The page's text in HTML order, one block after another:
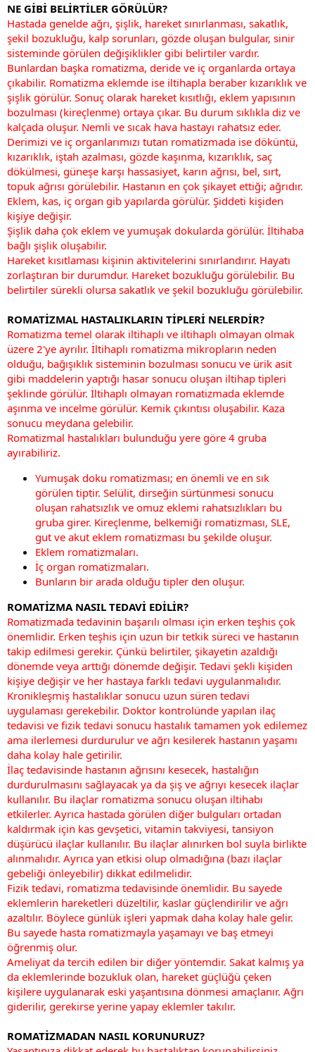
NE GİBİ BELİRTİLER GÖRÜLÜR?
Hastada genelde ağrı, şişlik, hareket sınırlanması, sakatlık,
şekil bozukluğu, kalp sorunları, gözde oluşan bulgular, sinir
sisteminde görülen değişiklikler gibi belirtiler vardır.
Bunlardan başka romatizma, deride ve iç organlarda ortaya
çıkabilir. Romatizma eklemde ise iltihapla beraber kızarıklık ve
şişlik görülür. Sonuç olarak hareket kısıtlığı, eklem yapısının
bozulması (kireçlenme) ortaya çıkar. Bu durum sıklıkla diz ve
kalçada oluşur. Nemli ve sıcak hava hastayı rahatsız eder.
Derimizi ve iç organlarımızı tutan romatizmada ise döküntü,
kızarıklık, iştah azalması, gözde kaşınma, kızarıklık, saç
dökülmesi, güneşe karşı hassasiyet, karın ağrısı, bel, sırt,
topuk ağrısı görülebilir. Hastanın en çok şikayet ettiği; ağrıdır.
Eklem, kas, iç organ gib yapılarda görülür. Şiddeti kişiden
kişiye değişir.
Şişlik daha çok eklem ve yumuşak dokularda görülür. İltihaba
bağlı şişlik oluşabilir.
Hareket kısıtlaması kişinin aktivitelerini sınırlandırır. Hayatı
zorlaştıran bir durumdur. Hareket bozukluğu görülebilir. Bu
belirtiler sürekli olursa sakatlık ve şekil bozukluğu görülebilir.
ROMATİZMAL HASTALIKLARIN TİPLERİ NELERDİR?
Romatizma temel olarak iltihaplı ve iltihaplı olmayan olmak
üzere 2'ye ayrılır. İltihaplı romatizma mikropların neden
olduğu, bağışıklık sisteminin bozulması sonucu ve ürik asit
gibi maddelerin yaptığı hasar sonucu oluşan iltihap tipleri
şeklinde görülür. İltihaplı olmayan romatizmada eklemde
aşınma ve incelme görülür. Kemik çıkıntısı oluşabilir. Kaza
sonucu meydana gelebilir.
Romatizmal hastalıkları bulunduğu yere göre 4 gruba
ayırabiliriz.
Yumuşak doku romatizması; en önemli ve en sık
görülen tiptir. Selülit, dirseğin sürtünmesi sonucu
oluşan rahatsızlık ve omuz eklemi rahatsızlıkları bu
gruba girer. Kireçlenme, belkemiği romatizması, SLE,
gut ve akut eklem romatizması bu şekilde oluşur.
Eklem romatizmaları.
İç organ romatizmaları.
Bunların bir arada olduğu tipler den oluşur.
ROMATİZMA NASIL TEDAVİ EDİLİR?
Romatizmada tedavinin başarılı olması için erken teşhis çok
önemlidir. Erken teşhis için uzun bir tetkik süreci ve hastanın
takip edilmesi gerekir. Çünkü belirtiler, şikayetin azaldığı
dönemde veya arttığı dönemde değişir. Tedavi şekli kişiden
kişiye değişir ve her hastaya farklı tedavi uygulanmalıdır.
Kronikleşmiş hastalıklar sonucu uzun süren tedavi
uygulaması gerekebilir. Doktor kontrolünde yapılan ilaç
tedavisi ve fizik tedavi sonucu hastalık tamamen yok edilemez
ama ilerlemesi durdurulur ve ağrı kesilerek hastanın yaşamı
daha kolay hale getirilir.
İlaç tedavisinde hastanın ağrısını kesecek, hastalığın
durdurulmasını sağlayacak ya da şiş ve ağrıyı kesecek ilaçlar
kullanılır. Bu ilaçlar romatizma sonucu oluşan iltihabı
etkilerler. Ayrıca hastada görülen diğer bulguları ortadan
kaldırmak için kas gevşetici, vitamin takviyesi, tansiyon
düşürücü ilaçlar kullanılır. Bu ilaçlar alınırken bol suyla birlikte
alınmalıdır. Ayrıca yan etkisi olup olmadığına (bazı ilaçlar
gebeliği önleyebilir) dikkat edilmelidir.
Fizik tedavi, romatizma tedavisinde önemlidir. Bu sayede
eklemlerin hareketleri düzeltilir, kaslar güçlendirilir ve ağrı
azaltılır. Böylece günlük işleri yapmak daha kolay hale gelir.
Bu sayede hasta romatizmayla yaşamayı ve baş etmeyi
öğrenmiş olur.
Ameliyat da tercih edilen bir diğer yöntemdir. Sakat kalmış ya
da eklemlerinde bozukluk olan, hareket güçlüğü çeken
kişilere uygulanarak eski yaşantısına dönmesi amaçlanır. Ağrı
giderilir, gerekirse yerine yapay eklemler takılır.
ROMATİZMADAN NASIL KORUNURUZ?